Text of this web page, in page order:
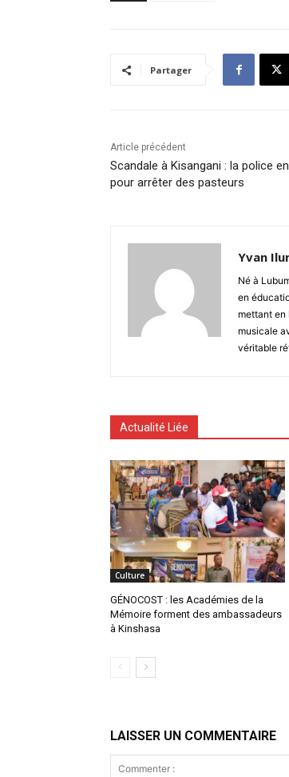
Partager
Article précédent
Scandale à Kisangani : la police
pour arrêter des pasteurs
Yvan
Né à
en
mettant en
musicale
véritable
Actualité Liée
Culture
GÉNOCOST : les Académies de la
Mémoire forment des ambassadeurs
à Kinshasa
LAISSER UN COMMENTAIRE